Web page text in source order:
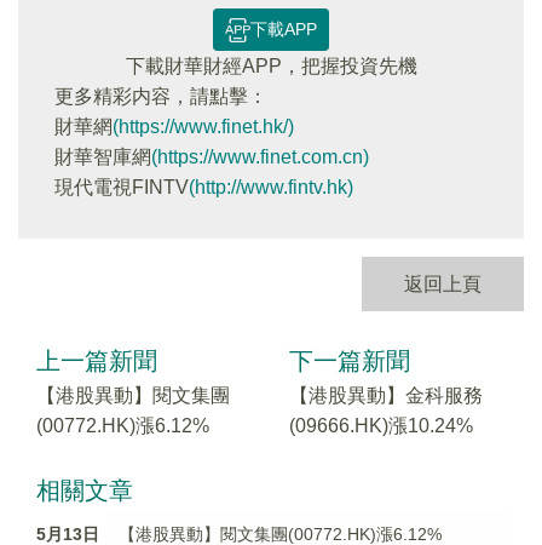
下載APP
下載財華財經APP，把握投資先機
更多精彩内容，請點擊：
財華網(https://www.finet.hk/)
財華智庫網(https://www.finet.com.cn)
現代電視FINTV(http://www.fintv.hk)
返回上頁
上一篇新聞
【港股異動】閱文集團
(00772.HK)漲6.12%
下一篇新聞
【港股異動】金科服務
(09666.HK)漲10.24%
相關文章
5月13日 【港股異動】閱文集團(00772.HK)漲6.12%